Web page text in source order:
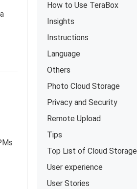
How to Use TeraBox
Insights
Instructions
Language
Others
Photo Cloud Storage
Privacy and Security
Remote Upload
Tips
Top List of Cloud Storage
User experience
User Stories